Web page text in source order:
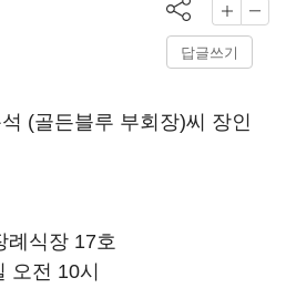
답글쓰기
(골든블루 부회장)씨 장인
례식장 17호
오전 10시